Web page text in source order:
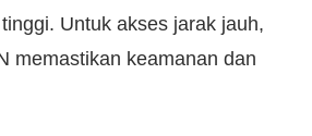
Untuk akses jarak jauh,
memastikan keamanan dan